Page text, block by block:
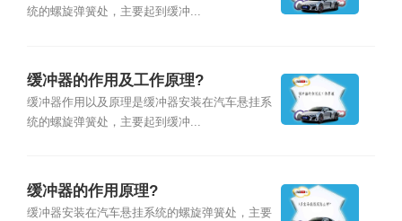
统的螺旋弹簧处，主要起到缓冲...
缓冲器的作用及工作原理?
缓冲器作用以及原理是缓冲器安装在汽车悬挂系
统的螺旋弹簧处，主要起到缓冲...
缓冲器的作用原理?
缓冲器安装在汽车悬挂系统的螺旋弹簧处，主要